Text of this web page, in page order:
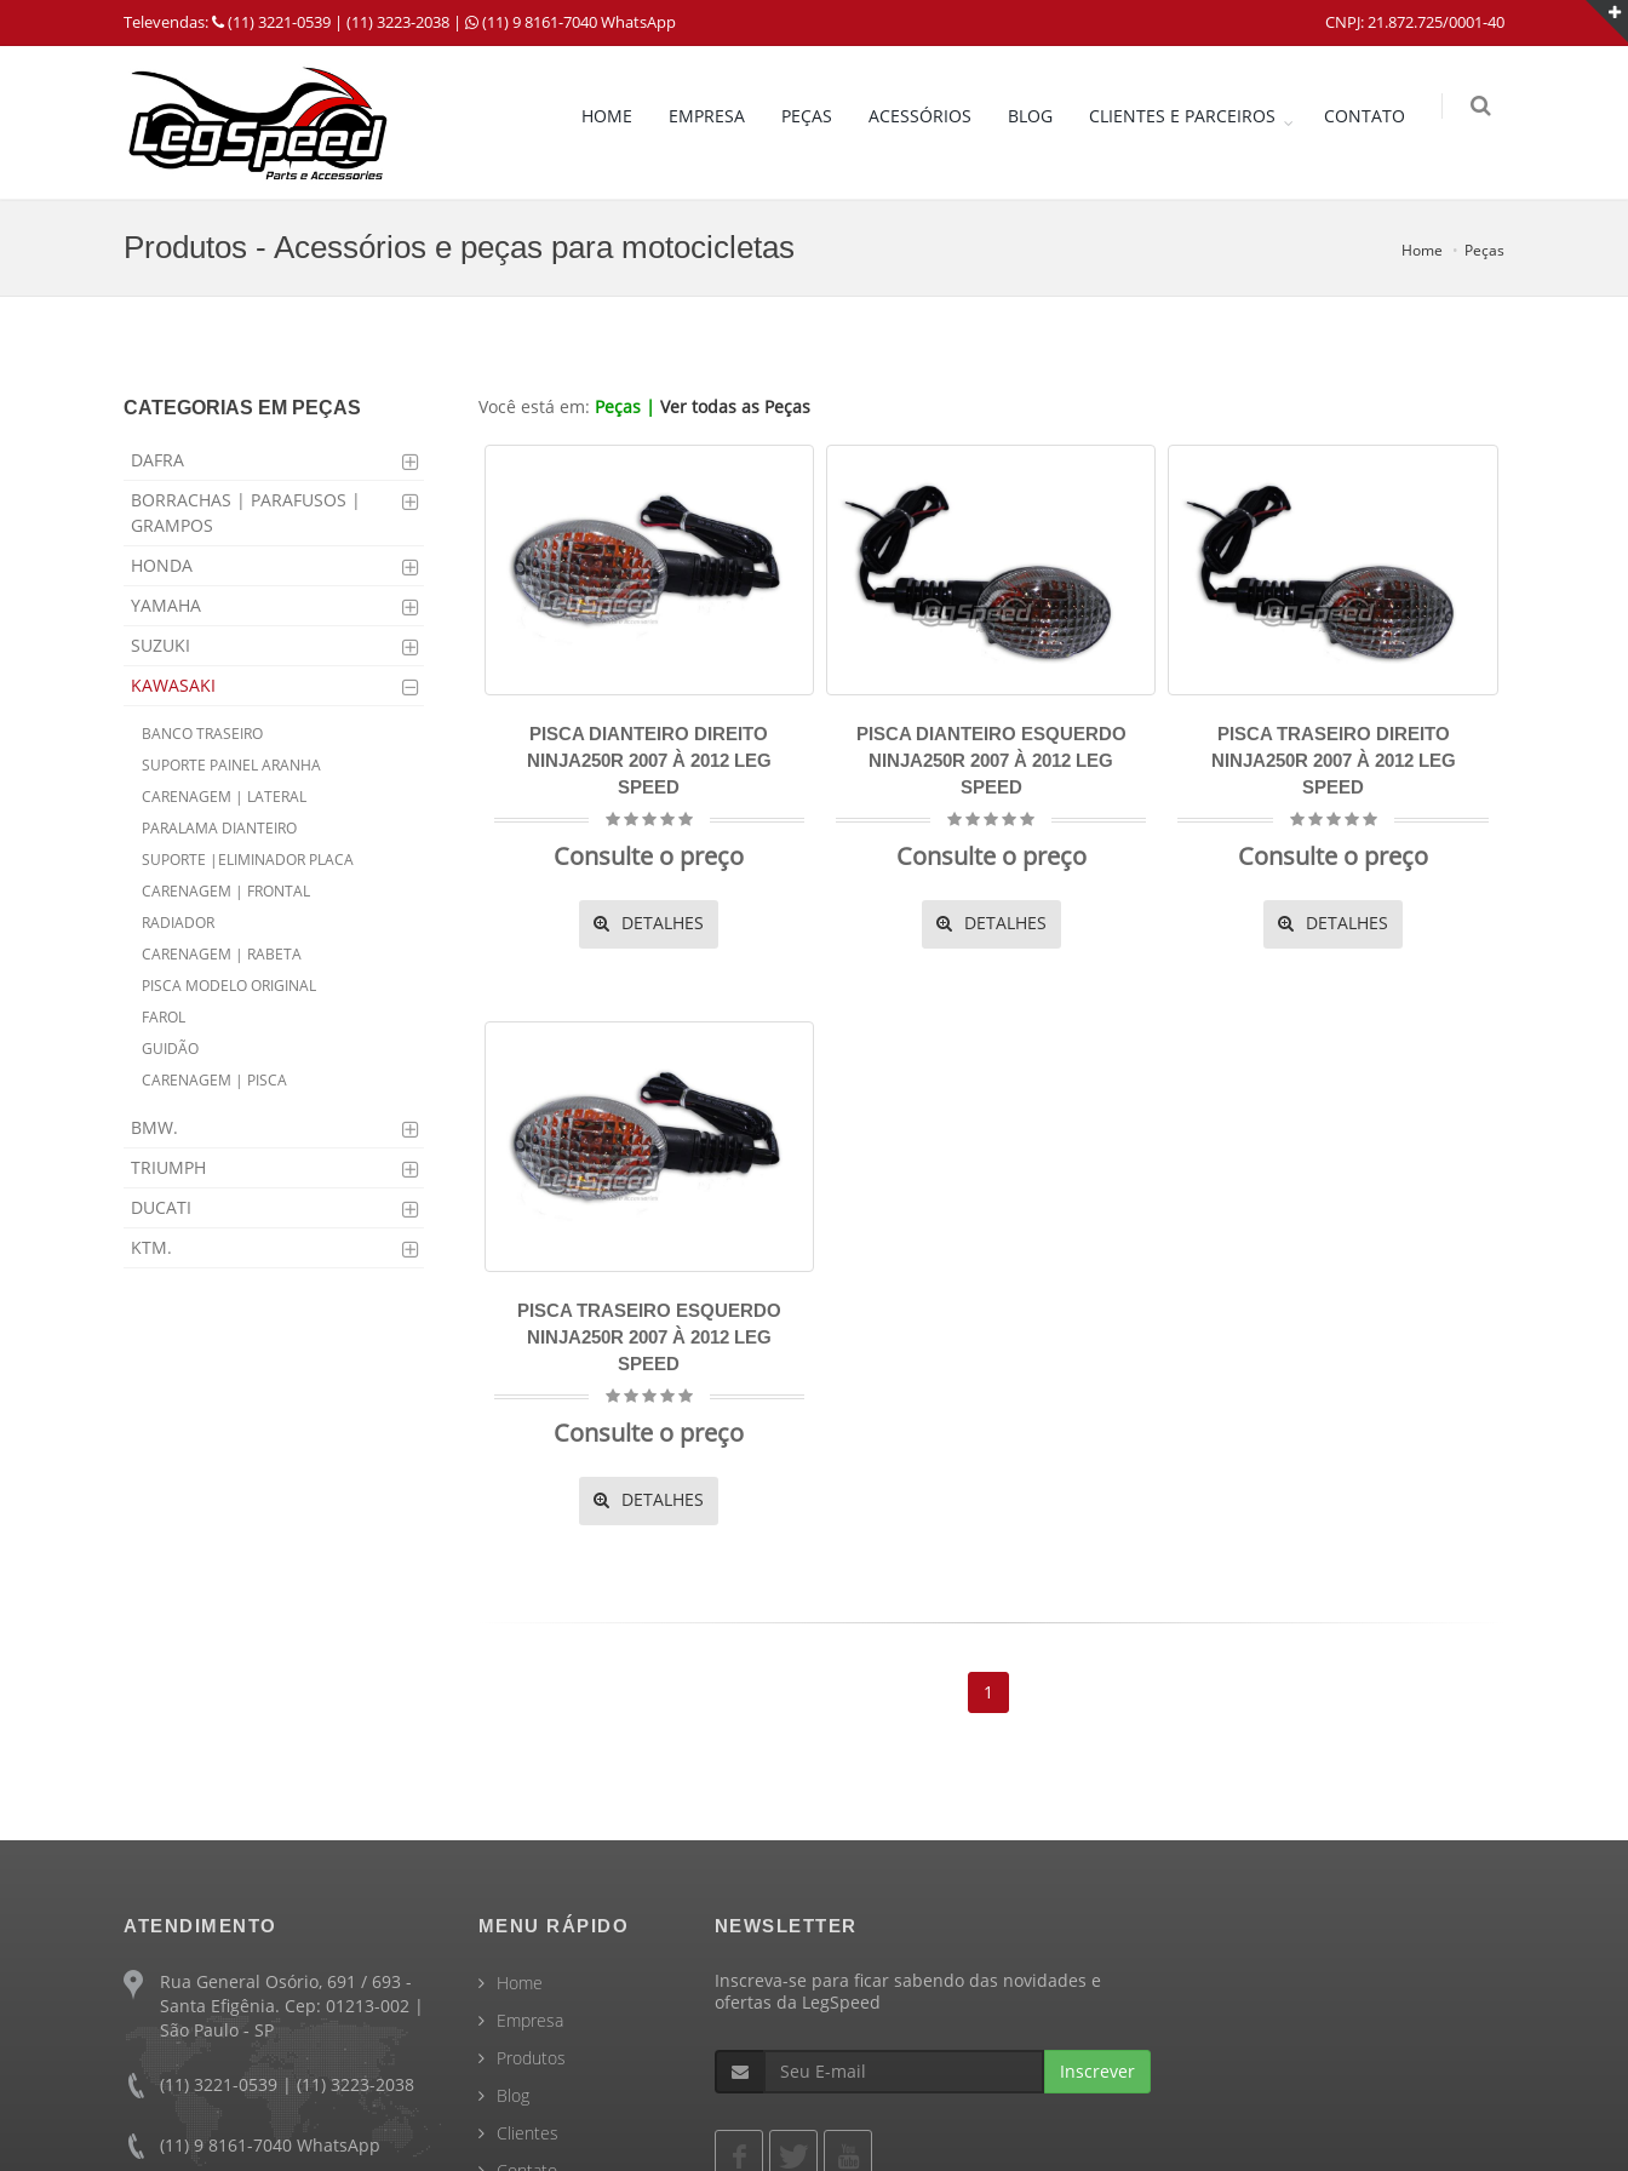
Televendas: (11) 3221-0539 | (11) 3223-2038 | (11) 9 8161-7040 WhatsApp CNPJ: 21.872.725/0001-40
HOME EMPRESA PEÇAS ACESSÓRIOS BLOG CLIENTES E PARCEIROS CONTATO
Produtos - Acessórios e peças para motocicletas Home Peças
Você está em: Peças | Ver todas as Peças
PISCA DIANTEIRO DIREITO
NINJA250R 2007 À 2012 LEG
SPEED
Consulte o preço
DETALHES
PISCA DIANTEIRO ESQUERDO
NINJA250R 2007 À 2012 LEG
SPEED
Consulte o preço
DETALHES
PISCA TRASEIRO DIREITO
NINJA250R 2007 À 2012 LEG
SPEED
Consulte o preço
DETALHES
PISCA TRASEIRO ESQUERDO
NINJA250R 2007 À 2012 LEG
SPEED
Consulte o preço
DETALHES
1
CATEGORIAS EM PEÇAS
DAFRA
BORRACHAS | PARAFUSOS |
GRAMPOS
HONDA
YAMAHA
SUZUKI
KAWASAKI
BANCO TRASEIRO
SUPORTE PAINEL ARANHA
CARENAGEM | LATERAL
PARALAMA DIANTEIRO
SUPORTE |ELIMINADOR PLACA
CARENAGEM | FRONTAL
RADIADOR
CARENAGEM | RABETA
PISCA MODELO ORIGINAL
FAROL
GUIDÃO
CARENAGEM | PISCA
BMW.
TRIUMPH
DUCATI
KTM.
ATENDIMENTO
Rua General Osório, 691 / 693 -
Santa Efigênia. Cep: 01213-002 |
São Paulo - SP
(11) 3221-0539 | (11) 3223-2038
(11) 9 8161-7040 WhatsApp
MENU RÁPIDO
Home
Empresa
Produtos
Blog
Clientes
NEWSLETTER
Inscreva-se para ficar sabendo das novidades e
ofertas da LegSpeed
Inscrever